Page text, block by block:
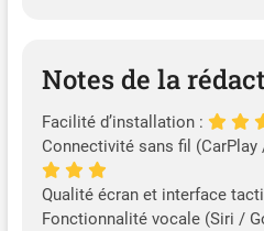
Notes de la
Facilité d’installation :
Connectivité sans fil
Qualité écran et interface
Fonctionnalité vocale (Siri /